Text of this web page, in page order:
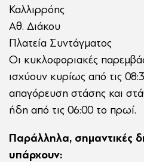
Καλλιρρόης
Αθ. Διάκου
Πλατεία Συντάγματος
Οι κυκλοφοριακές
ισχύουν κυρίως από τις
απαγόρευση στάσης και
ήδη από τις 06:00 το πρωί.
Παράλληλα, σημαντικές
υπάρχουν: